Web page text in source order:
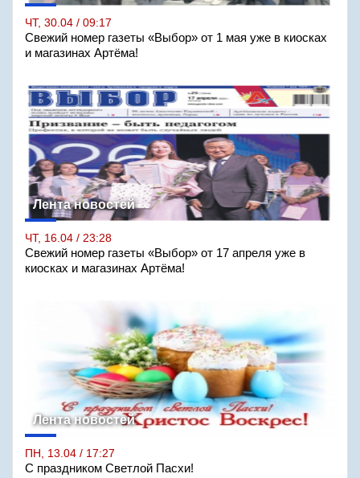
ЧТ, 30.04 / 09:17
Свежий номер газеты «Выбор» от 1 мая уже в киосках
и магазинах Артёма!
Лента новостей
ЧТ, 16.04 / 23:28
Свежий номер газеты «Выбор» от 17 апреля уже в
киосках и магазинах Артёма!
Лента новостей
ПН, 13.04 / 17:27
С праздником Светлой Пасхи!